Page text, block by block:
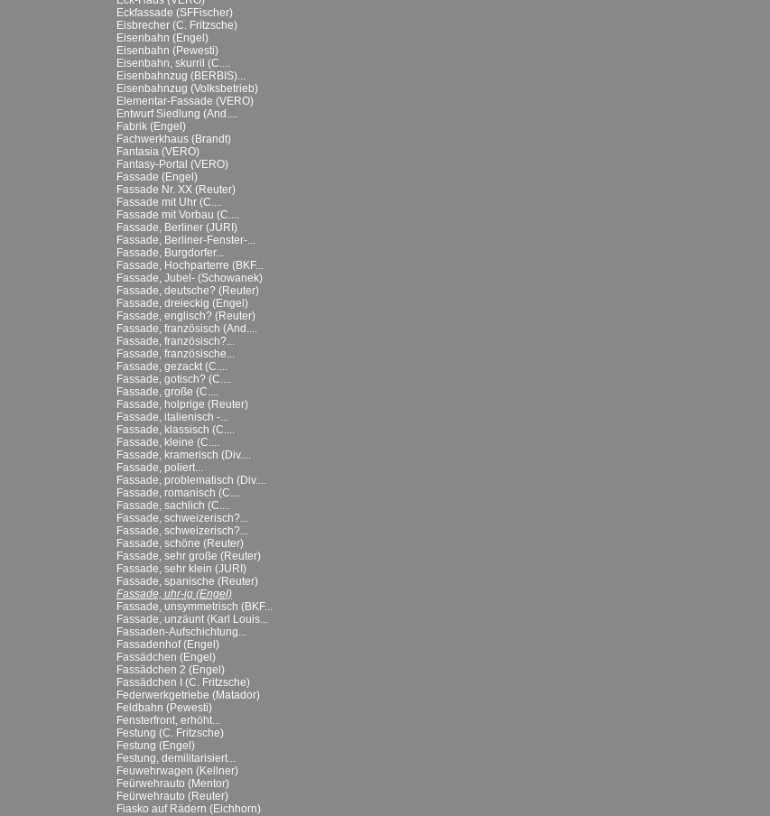
Eckfassade (SFFischer)
Eisbrecher (C. Fritzsche)
Eisenbahn (Engel)
Eisenbahn (Pewesti)
Eisenbahn, skurril (C....
Eisenbahnzug (BERBIS)...
Eisenbahnzug (Volksbetrieb)
Elementar-Fassade (VERO)
Entwurf Siedlung (And....
Fabrik (Engel)
Fachwerkhaus (Brandt)
Fantasia (VERO)
Fantasy-Portal (VERO)
Fassade (Engel)
Fassade Nr. XX (Reuter)
Fassade mit Uhr (C....
Fassade mit Vorbau (C....
Fassade, Berliner (JURI)
Fassade, Berliner-Fenster-...
Fassade, Burgdorfer...
Fassade, Hochparterre (BKF...
Fassade, Jubel- (Schowanek)
Fassade, deutsche? (Reuter)
Fassade, dreieckig (Engel)
Fassade, englisch? (Reuter)
Fassade, französisch (And....
Fassade, französisch?...
Fassade, französische...
Fassade, gezackt (C....
Fassade, gotisch? (C....
Fassade, große (C....
Fassade, holprige (Reuter)
Fassade, italienisch -...
Fassade, klassisch (C....
Fassade, kleine (C....
Fassade, kramerisch (Div....
Fassade, poliert...
Fassade, problematisch (Div....
Fassade, romanisch (C....
Fassade, sachlich (C....
Fassade, schweizerisch?...
Fassade, schweizerisch?...
Fassade, schöne (Reuter)
Fassade, sehr große (Reuter)
Fassade, sehr klein (JURI)
Fassade, spanische (Reuter)
Fassade, uhr-ig (Engel)
Fassade, unsymmetrisch (BKF...
Fassade, unzäunt (Karl Louis...
Fassaden-Aufschichtung...
Fassadenhof (Engel)
Fassädchen (Engel)
Fassädchen 2 (Engel)
Fassädchen I (C. Fritzsche)
Federwerkgetriebe (Matador)
Feldbahn (Pewesti)
Fensterfront, erhöht...
Festung (C. Fritzsche)
Festung (Engel)
Festung, demilitarisiert...
Feuwehrwagen (Kellner)
Feürwehrauto (Mentor)
Feürwehrauto (Reuter)
Fiasko auf Rädern (Eichhorn)